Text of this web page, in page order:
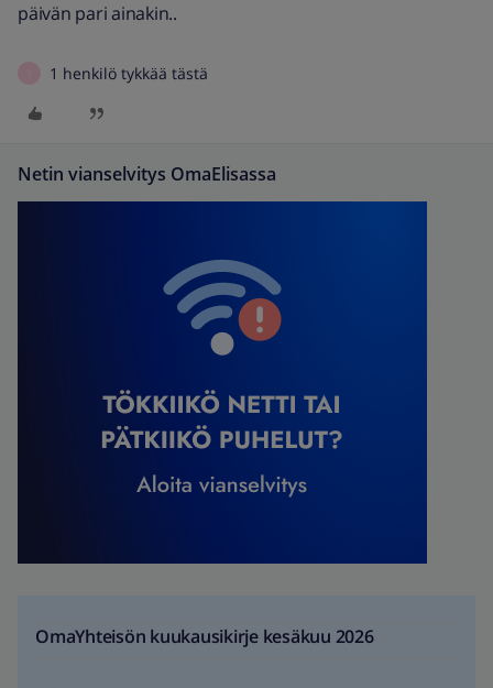
päivän pari ainakin..
1 henkilö tykkää tästä
Netin vianselvitys OmaElisassa
OmaYhteisön kuukausikirje kesäkuu 2026